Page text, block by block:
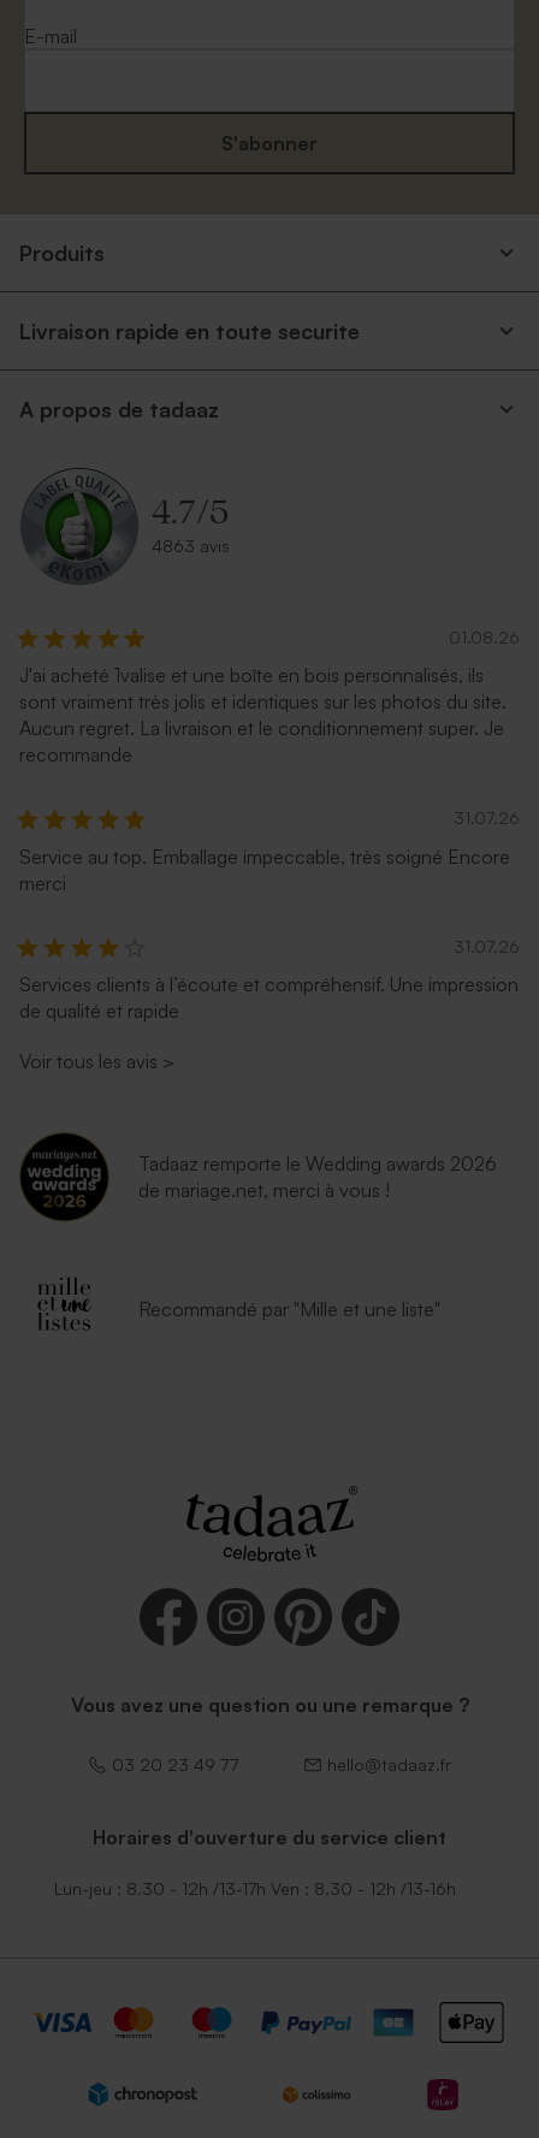
E-mail
S'abonner
Produits
Livraison rapide en toute securite
A propos de tadaaz
4.7/5
4863 avis
01.08.26
J'ai acheté 1valise et une boîte en bois personnalisés, ils
sont vraiment très jolis et identiques sur les photos du site.
Aucun regret. La livraison et le conditionnement super. Je
recommande
31.07.26
Service au top. Emballage impeccable, très soigné Encore
merci
31.07.26
Services clients à l’écoute et compréhensif. Une impression
de qualité et rapide
Voir tous les avis >
Tadaaz remporte le Wedding awards 2026
de mariage.net, merci à vous !
Recommandé par "Mille et une liste"
Vous avez une question ou une remarque ?
03 20 23 49 77 hello@tadaaz.fr
Horaires d'ouverture du service client
Lun-jeu : 8.30 - 12h /13-17h Ven : 8.30 - 12h /13-16h